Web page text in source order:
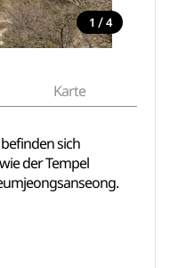
1 / 4
Karte
sich
der Tempel